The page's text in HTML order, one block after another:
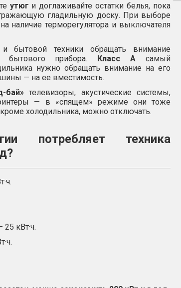
утюг и доглаживайте остатки белья, пока
гладильную доску. При выборе
наличие терморегулятора и выключателя
бытовой техники обращать внимание
прибора. Класс А самый
нужно обращать внимание на его
— на ее вместимость.
бай» телевизоры, акустические системы,
— в «спящем» режиме они тоже
холодильника, можно отключать.
потребляет техника
кВт·ч.